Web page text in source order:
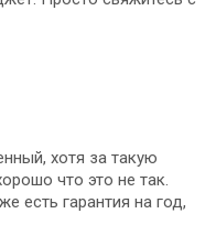
хотя за такую
что это не так.
есть гарантия на год,